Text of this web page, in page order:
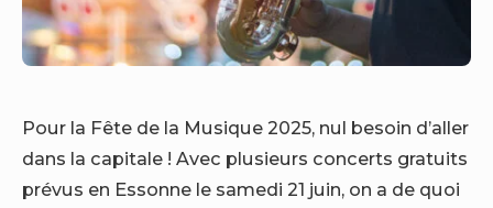
Pour la Fête de la Musique 2025, nul besoin d’aller
dans la capitale ! Avec plusieurs concerts gratuits
prévus en Essonne le samedi 21 juin, on a de quoi